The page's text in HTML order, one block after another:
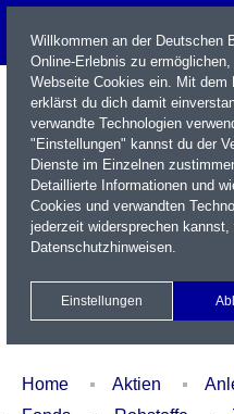
Name / WKN / ISIN / Kürzel
Xetra Realtime
Watchlist
Home Aktien
Willkommen an der Deutschen
Online-Erlebnis zu
Webseite Cookies ein. Mit
erklärst du dich damit
verwandte Technologien
"Einstellungen" kannst du der
Dienste im Einzelnen
Detaillierte Informationen und
Cookies und verwandten
jederzeit widersprechen
Datenschutzhinweisen.
Einstellungen